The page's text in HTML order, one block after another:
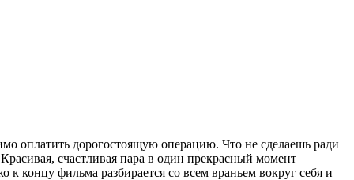
оплатить дорогостоящую операцию. Что не сделаешь ради
счастливая пара в один прекрасный момент
к концу фильма разбирается со всем враньем вокруг себя и